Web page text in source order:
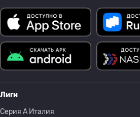
Лиги
Серия A Италия